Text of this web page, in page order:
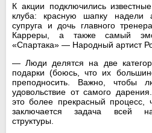
К акции подключились
клуба: красную шапку надели
супруга и дочь главного
Карреры, а также самый
«Спартака» — Народный артист
— Люди делятся на две
подарки (боюсь, что их
преподносить. Важно, чтобы
удовольствие от самого
это более прекрасный
заключается задача всей
структуры.